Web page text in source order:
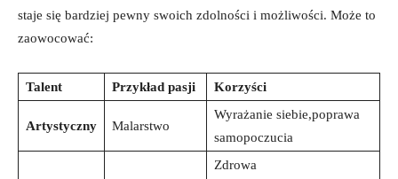
staje⁢ się⁤ bardziej⁢ pewny swoich zdolności i możliwości. Może to
zaowocować:
Talent Przykład pasji Korzyści
Artystyczny Malarstwo
Wyrażanie siebie,poprawa
samopoczucia
Zdrowa